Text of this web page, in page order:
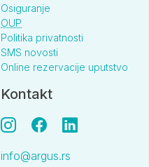
Osiguranje
OUP
Politika privatnosti
SMS novosti
Online rezervacije uputstvo
Kontakt
info@argus.rs